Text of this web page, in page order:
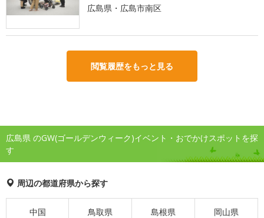
広島県・広島市南区
閲覧履歴をもっと見る
広島県 のGW(ゴールデンウィーク)イベント・おでかけスポットを探
す
周辺の都道府県から探す
中国 鳥取県 島根県 岡山県